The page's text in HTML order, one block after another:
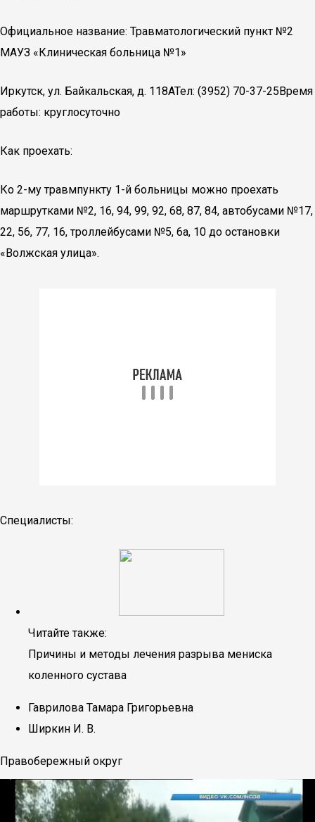
Официальное название: Травматологический пункт №2
МАУЗ «Клиническая больница №1»
Иркутск, ул. Байкальская, д. 118АТел: (3952) 70-37-25Время
работы: круглосуточно
Как проехать:
Ко 2-му травмпункту 1-й больницы можно проехать
маршрутками №2, 16, 94, 99, 92, 68, 87, 84, автобусами №17,
22, 56, 77, 16, троллейбусами №5, 6а, 10 до остановки
«Волжская улица».
Специалисты:
Читайте также:
Причины и методы лечения разрыва мениска
коленного сустава
Гаврилова Тамара Григорьевна
Ширкин И. В.
Правобережный округ